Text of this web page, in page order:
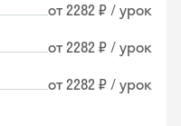
от 2282 ₽ / урок
от 2282 ₽ / урок
от 2282 ₽ / урок